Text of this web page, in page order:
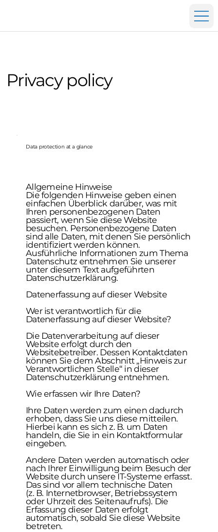
Privacy policy
Data protection at a glance
Allgemeine Hinweise
Die folgenden Hinweise geben einen
einfachen Überblick darüber, was mit
Ihren personenbezogenen Daten
passiert, wenn Sie diese Website
besuchen. Personenbezogene Daten
sind alle Daten, mit denen Sie persönlich
identifiziert werden können.
Ausführliche Informationen zum Thema
Datenschutz entnehmen Sie unserer
unter diesem Text aufgeführten
Datenschutzerklärung.
Datenerfassung auf dieser Website
Wer ist verantwortlich für die
Datenerfassung auf dieser Website?
Die Datenverarbeitung auf dieser
Website erfolgt durch den
Websitebetreiber. Dessen Kontaktdaten
können Sie dem Abschnitt „Hinweis zur
Verantwortlichen Stelle“ in dieser
Datenschutzerklärung entnehmen.
Wie erfassen wir Ihre Daten?
Ihre Daten werden zum einen dadurch
erhoben, dass Sie uns diese mitteilen.
Hierbei kann es sich z. B. um Daten
handeln, die Sie in ein Kontaktformular
eingeben.
Andere Daten werden automatisch oder
nach Ihrer Einwilligung beim Besuch der
Website durch unsere IT-Systeme erfasst.
Das sind vor allem technische Daten
(z. B. Internetbrowser, Betriebssystem
oder Uhrzeit des Seitenaufrufs). Die
Erfassung dieser Daten erfolgt
automatisch, sobald Sie diese Website
betreten.